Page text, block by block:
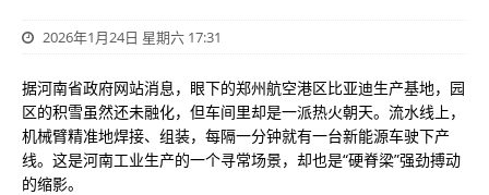
2026年1月24日 星期六 17:31
据河南省政府网站消息，眼下的郑州航空港区比亚迪生产基地，园
区的积雪虽然还未融化，但车间里却是一派热火朝天。流水线上，
机械臂精准地焊接、组装，每隔一分钟就有一台新能源车驶下产
线。这是河南工业生产的一个寻常场景，却也是“硬脊梁”强劲搏动
的缩影。